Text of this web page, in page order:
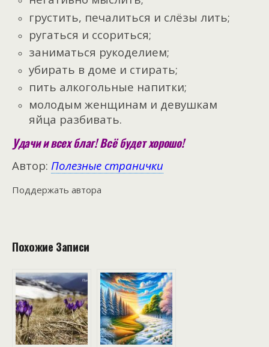
грустить, печалиться и слёзы лить;
ругаться и ссориться;
заниматься рукоделием;
убирать в доме и стирать;
пить алкогольные напитки;
молодым женщинам и девушкам
яйца разбивать.
Удачи и всех благ! Всё будет хорошо!
Автор: Полезные странички
Поддержать автора
Похожие Записи